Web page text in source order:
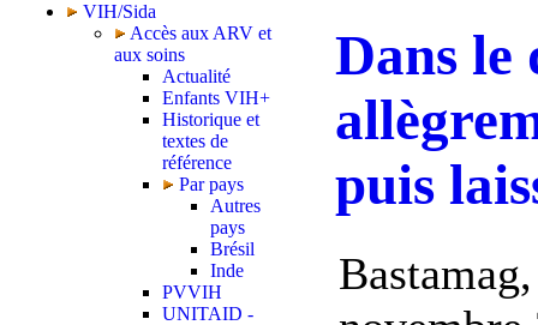
VIH/Sida
Accès aux ARV et
aux soins
Actualité
Enfants VIH+
Historique et
textes de
référence
Par pays
Autres
pays
Brésil
Inde
PVVIH
UNITAID -
Dans le
puis